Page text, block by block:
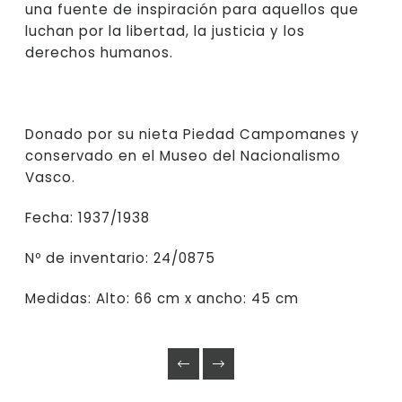
una fuente de inspiración para aquellos que
luchan por la libertad, la justicia y los
derechos humanos.
Donado por su nieta Piedad Campomanes y
conservado en el Museo del Nacionalismo
Vasco.
Fecha: 1937/1938
Nº de inventario: 24/0875
Medidas: Alto: 66 cm x ancho: 45 cm